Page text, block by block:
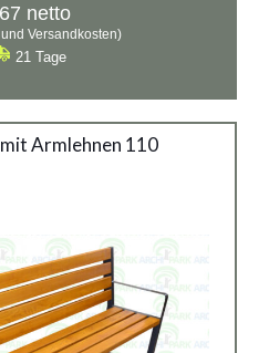
netto
Versandkosten)
21 Tage
Armlehnen 110